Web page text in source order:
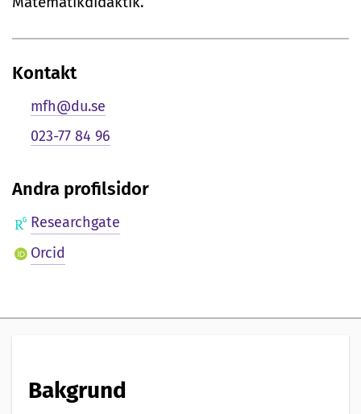
e
n
t
a
Kontakt
mfh@du.se
023-77 84 96
Andra profilsidor
Researchgate
Orcid
Bakgrund